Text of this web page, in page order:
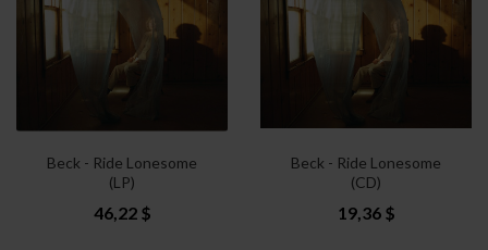
Beck - Ride Lonesome
(LP)
46,22 $
Beck - Ride Lonesome
(CD)
19,36 $